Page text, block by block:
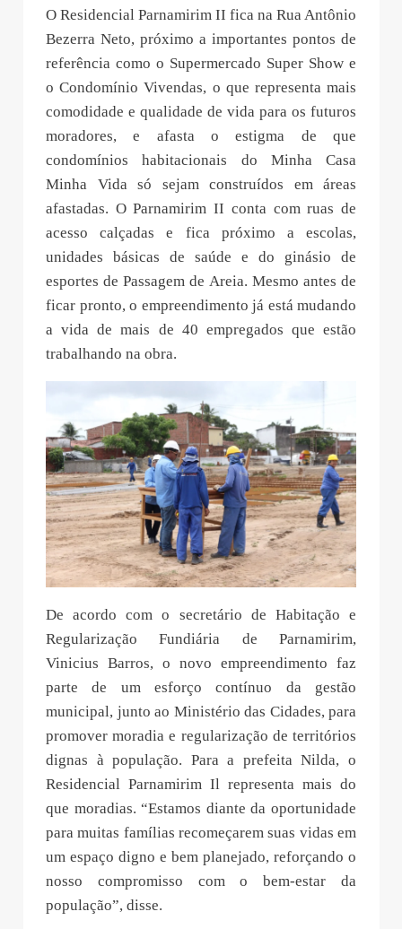
O Residencial Parnamirim II fica na Rua Antônio
Bezerra Neto, próximo a importantes pontos de
referência como o Supermercado Super Show e
o Condomínio Vivendas, o que representa mais
comodidade e qualidade de vida para os futuros
moradores, e afasta o estigma de que
condomínios habitacionais do Minha Casa
Minha Vida só sejam construídos em áreas
afastadas. O Parnamirim II conta com ruas de
acesso calçadas e fica próximo a escolas,
unidades básicas de saúde e do ginásio de
esportes de Passagem de Areia. Mesmo antes de
ficar pronto, o empreendimento já está mudando
a vida de mais de 40 empregados que estão
trabalhando na obra.
De acordo com o secretário de Habitação e
Regularização Fundiária de Parnamirim,
Vinicius Barros, o novo empreendimento faz
parte de um esforço contínuo da gestão
municipal, junto ao Ministério das Cidades, para
promover moradia e regularização de territórios
dignas à população. Para a prefeita Nilda, o
Residencial Parnamirim Il representa mais do
que moradias. “Estamos diante da oportunidade
para muitas famílias recomeçarem suas vidas em
um espaço digno e bem planejado, reforçando o
nosso compromisso com o bem-estar da
população”, disse.